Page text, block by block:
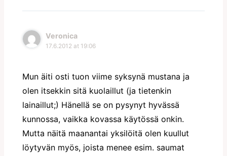
Veronica
17.6.2012 at 19:06
Mun äiti osti tuon viime syksynä mustana ja
olen itsekkin sitä kuolaillut (ja tietenkin
lainaillut;) Hänellä se on pysynyt hyvässä
kunnossa, vaikka kovassa käytössä onkin.
Mutta näitä maanantai yksilöitä olen kuullut
löytyvän myös, joista menee esim. saumat